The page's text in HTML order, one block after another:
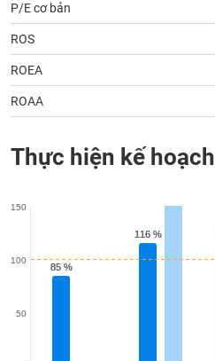
P/E cơ bản
ROS
ROEA
ROAA
Thực hiện kế hoạch
85 %
85 %
116 %
116 %
50
100
150